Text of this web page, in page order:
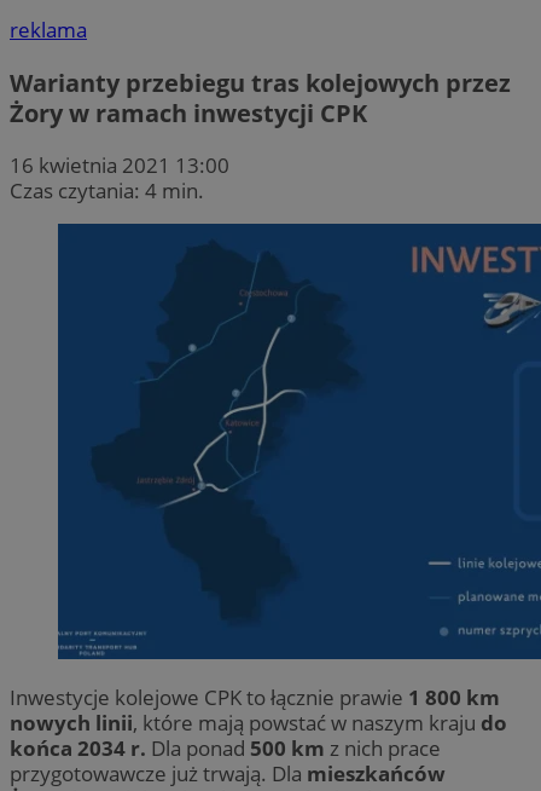
reklama
Warianty przebiegu tras kolejowych przez
Żory w ramach inwestycji CPK
16 kwietnia 2021 13:00
Czas czytania: 4 min.
Inwestycje kolejowe CPK to łącznie prawie 1 800 km
nowych linii, które mają powstać w naszym kraju do
końca 2034 r. Dla ponad 500 km z nich prace
przygotowawcze już trwają. Dla mieszkańców